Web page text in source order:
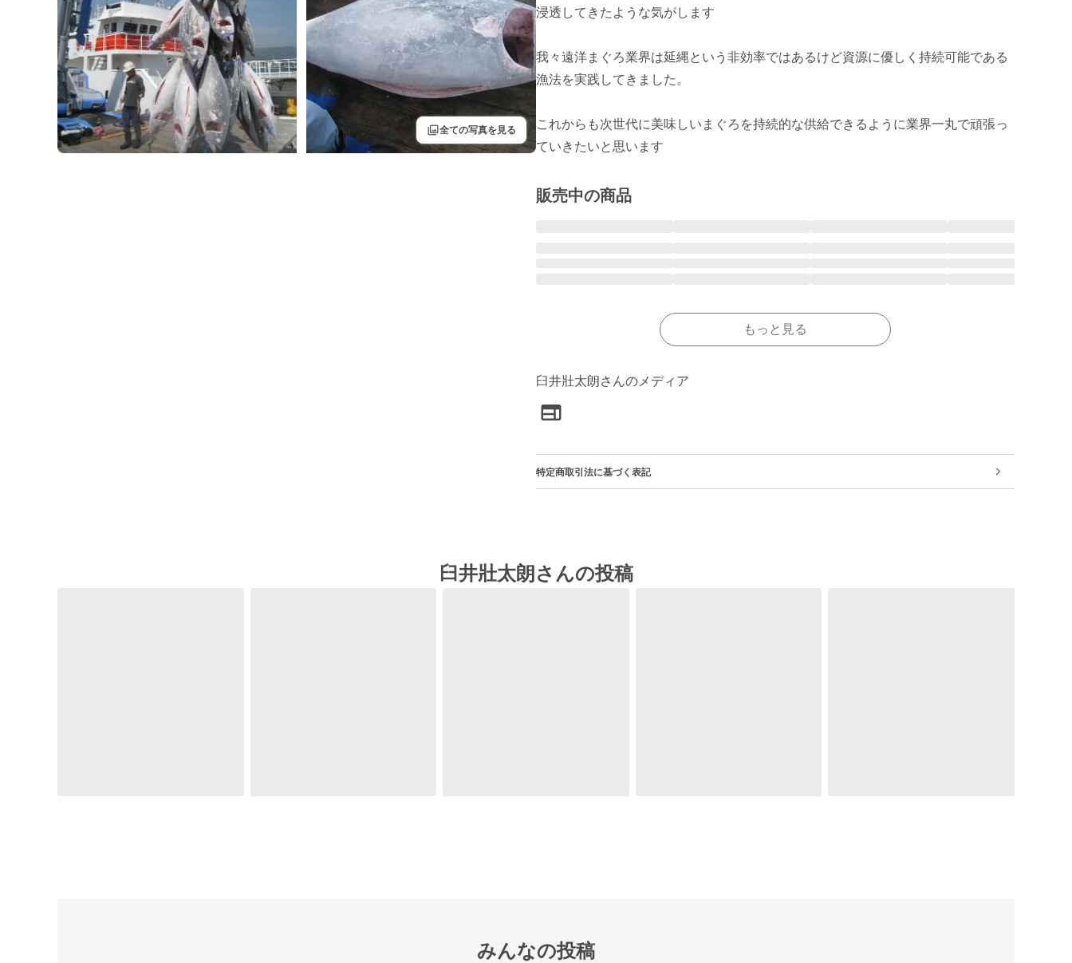
filter全ての写真を見る
浸透してきたような気がします
我々遠洋まぐろ業界は延縄という非効率ではあるけど資源に優しく持続可能である
漁法を実践してきました。
これからも次世代に美味しいまぐろを持続的な供給できるように業界一丸で頑張っ
ていきたいと思います
販売中の商品
もっと見る
臼井壯太朗さんのメディア
特定商取引法に基づく表記
臼井壯太朗さんの投稿
みんなの投稿